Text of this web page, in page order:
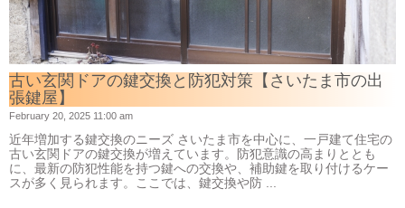
古い玄関ドアの鍵交換と防犯対策【さいたま市の出
張鍵屋】
February 20, 2025 11:00 am
近年増加する鍵交換のニーズ さいたま市を中心に、一戸建て住宅の
古い玄関ドアの鍵交換が増えています。防犯意識の高まりととも
に、最新の防犯性能を持つ鍵への交換や、補助鍵を取り付けるケー
スが多く見られます。ここでは、鍵交換や防 ...